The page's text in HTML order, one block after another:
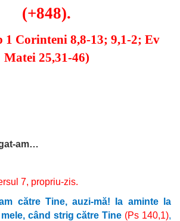
(+848).
1 Corinteni 8,8-13; 9,1-2; Ev
Matei 25,31-46)
am…
7, propriu-zis.
către Tine, auzi-mă! Ia aminte la
când strig către Tine (Ps 140,1),